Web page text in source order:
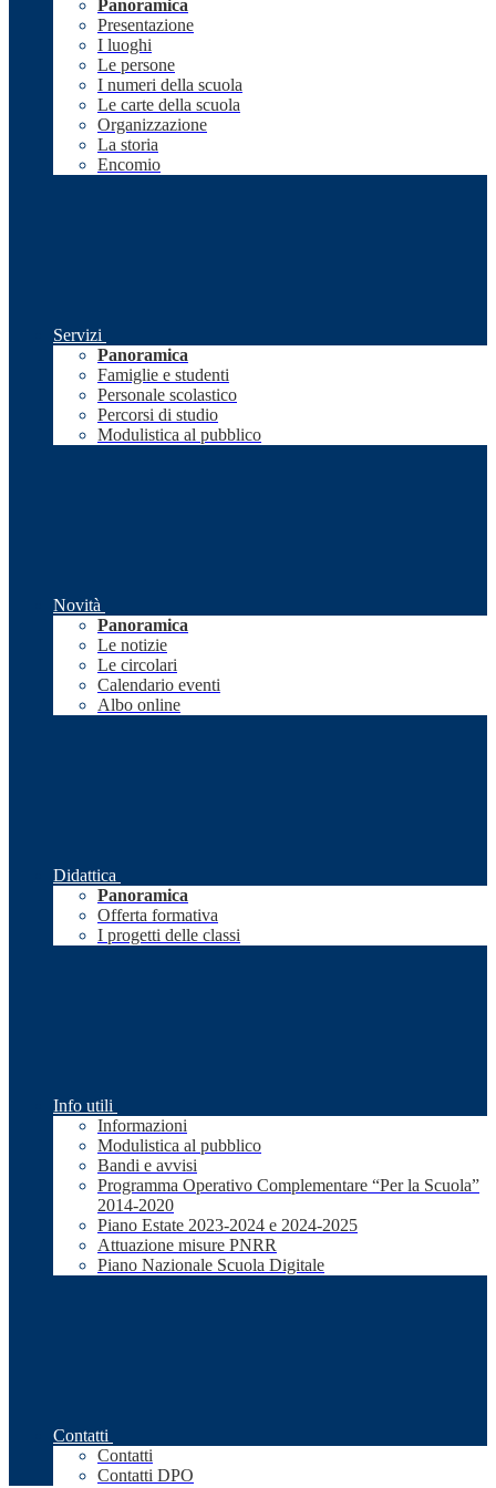
Panoramica
Presentazione
I luoghi
Le persone
I numeri della scuola
Le carte della scuola
Organizzazione
La storia
Encomio
Servizi
Panoramica
Famiglie e studenti
Personale scolastico
Percorsi di studio
Modulistica al pubblico
Novità
Panoramica
Le notizie
Le circolari
Calendario eventi
Albo online
Didattica
Panoramica
Offerta formativa
I progetti delle classi
Info utili
Informazioni
Modulistica al pubblico
Bandi e avvisi
Programma Operativo Complementare “Per la Scuola”
2014-2020
Piano Estate 2023-2024 e 2024-2025
Attuazione misure PNRR
Piano Nazionale Scuola Digitale
Contatti
Contatti
Contatti DPO